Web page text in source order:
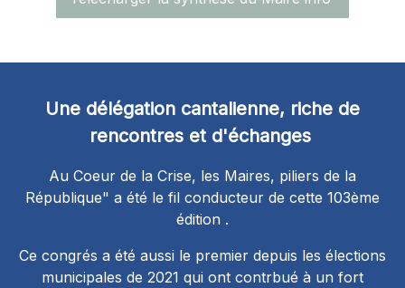
Une délégation cantalienne, riche de
rencontres et d'échanges
Au Coeur de la Crise, les Maires, piliers de la
République" a été le fil conducteur de cette 103ème
édition .
Ce congrés a été aussi le premier depuis les élections
municipales de 2021 qui ont contrbué à un fort